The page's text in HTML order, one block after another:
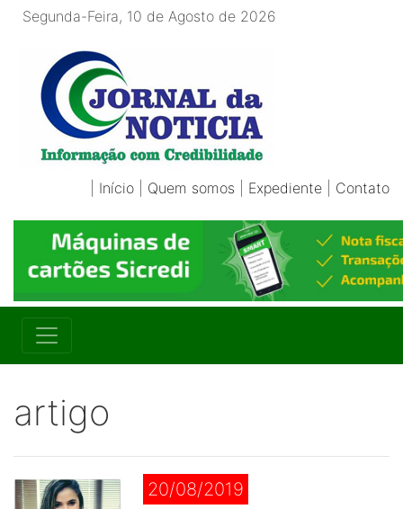
Segunda-Feira, 10 de Agosto de 2026
Início Quem somos Expediente Contato
artigo
20/08/2019